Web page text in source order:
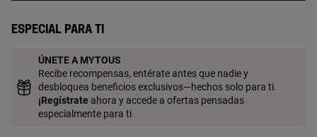
espesor. Esta calidad garantiza una
Especial para ti
ÚNETE A MYTOUS
Recibe recompensas, entérate antes que nadie y
desbloquea beneficios exclusivos—hechos solo para ti.
¡Regístrate ahora y accede a ofertas pensadas
especialmente para ti